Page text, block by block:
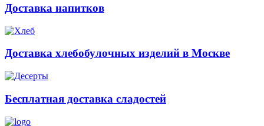
Доставка напитков
Доставка хлебобулочных изделий в Москве
Бесплатная доставка сладостей